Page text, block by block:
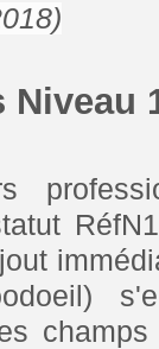
Niveau
champs